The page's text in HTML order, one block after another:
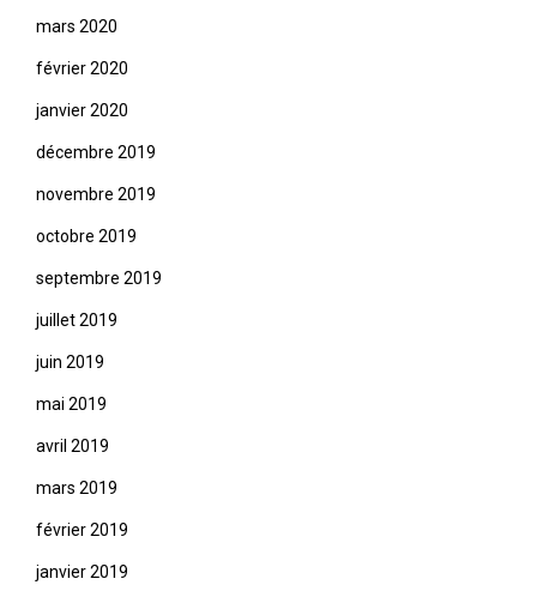
mars 2020
février 2020
janvier 2020
décembre 2019
novembre 2019
octobre 2019
septembre 2019
juillet 2019
juin 2019
mai 2019
avril 2019
mars 2019
février 2019
janvier 2019